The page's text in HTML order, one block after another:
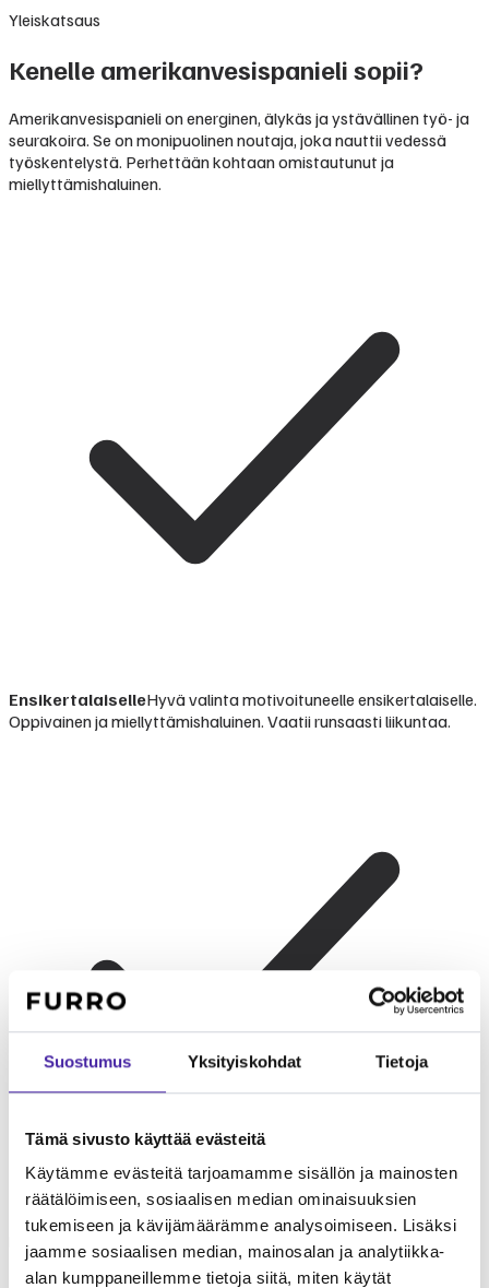
Suostumus Yksityiskohdat Tietoja
Tämä sivusto käyttää evästeitä
Käytämme evästeitä tarjoamamme sisällön ja mainosten
räätälöimiseen, sosiaalisen median ominaisuuksien
tukemiseen ja kävijämäärämme analysoimiseen. Lisäksi
jaamme sosiaalisen median, mainosalan ja analytiikka-
alan kumppaneillemme tietoja siitä, miten käytät
Yleiskatsaus
Kenelle amerikanvesispanieli sopii?
Amerikanvesispanieli on energinen, älykäs ja ystävällinen työ- ja
seurakoira. Se on monipuolinen noutaja, joka nauttii vedessä
työskentelystä. Perhettään kohtaan omistautunut ja
miellyttämishaluinen.
EnsikertalaiselleHyvä valinta motivoituneelle ensikertalaiselle.
Oppivainen ja miellyttämishaluinen. Vaatii runsaasti liikuntaa.
Lapsiperheelle Erinomainen perhekoira. Leikkisä, energinen ja
kärsivällinen lasten kanssa. Kestävä rakenne.